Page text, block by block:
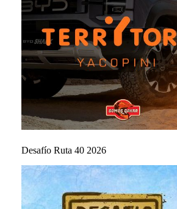
Desafío Ruta 40 2026